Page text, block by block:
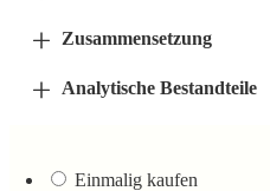
Zusammensetzung
Analytische Bestandteile
Einmalig kaufen